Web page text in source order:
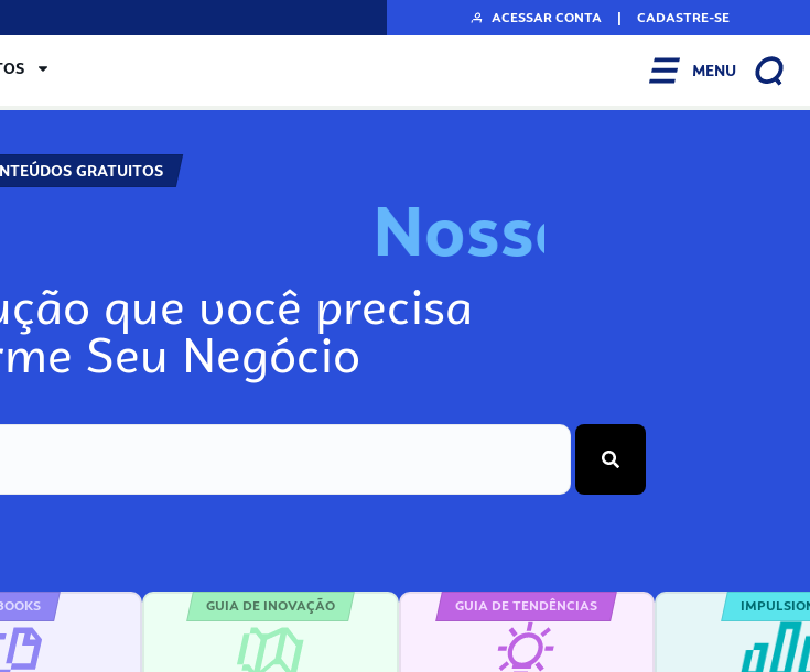
ACESSAR CONTA | CADASTRE-SE
MENU
GRATUITOS
Nosso
que você precisa
Seu Negócio
GUIA DE INOVAÇÃO GUIA DE TENDÊNCIAS